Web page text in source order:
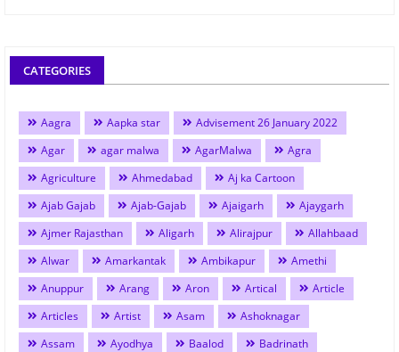
CATEGORIES
Aagra Aapka star
Advisement 26 January 2022
Agar
agar malwa AgarMalwa
Agra
Agriculture
Ahmedabad
Aj ka Cartoon
Ajab Gajab
Ajab-Gajab Ajaigarh
Ajaygarh
Ajmer Rajasthan
Aligarh Alirajpur
Allahbaad
Alwar
Amarkantak Ambikapur
Amethi
Anuppur
Arang Aron Artical
Article
Articles
Artist Asam
Ashoknagar
Assam
Ayodhya Baalod
Badrinath